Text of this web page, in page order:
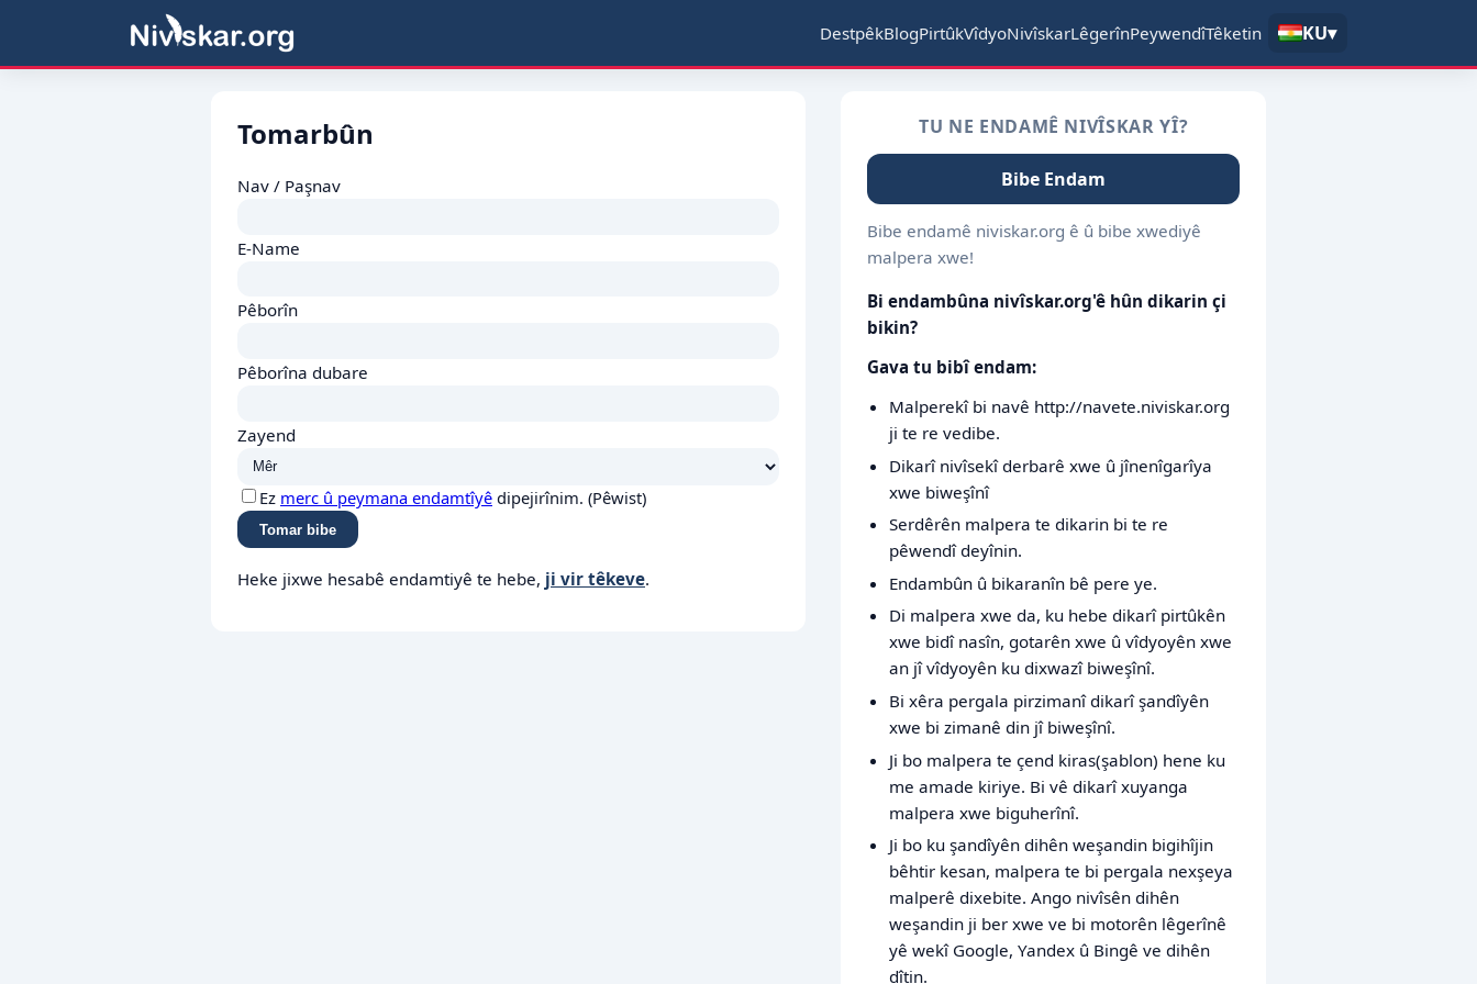
DestpêkBlogPirtûkVîdyoNivîskarLêgerînPeywendîTêketin KU▾
Tomarbûn
Nav / Paşnav
E-Name
Pêborîn
Pêborîna dubare
Zayend
Ez merc û peymana endamtîyê dipejirînim. (Pêwist)
Tomar bibe
Heke jixwe hesabê endamtiyê te hebe, ji vir têkeve.
TU NE ENDAMÊ NIVÎSKAR YÎ?
Bibe Endam
Bibe endamê niviskar.org ê û bibe xwediyê
malpera xwe!
Bi endambûna nivîskar.org'ê hûn dikarin çi
bikin?
Gava tu bibî endam:
Malperekî bi navê http://navete.niviskar.org
ji te re vedibe.
Dikarî nivîsekî derbarê xwe û jînenîgarîya
xwe biweşînî
Serdêrên malpera te dikarin bi te re
pêwendî deyînin.
Endambûn û bikaranîn bê pere ye.
Di malpera xwe da, ku hebe dikarî pirtûkên
xwe bidî nasîn, gotarên xwe û vîdyoyên xwe
an jî vîdyoyên ku dixwazî biweşînî.
Bi xêra pergala pirzimanî dikarî şandîyên
xwe bi zimanê din jî biweşînî.
Ji bo malpera te çend kiras(şablon) hene ku
me amade kiriye. Bi vê dikarî xuyanga
malpera xwe biguherînî.
Ji bo ku şandîyên dihên weşandin bigihîjin
bêhtir kesan, malpera te bi pergala nexşeya
malperê dixebite. Ango nivîsên dihên
weşandin ji ber xwe ve bi motorên lêgerînê
yê wekî Google, Yandex û Bingê ve dihên
dîtin.